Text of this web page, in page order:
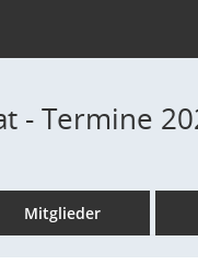
- Termine
Mitglieder